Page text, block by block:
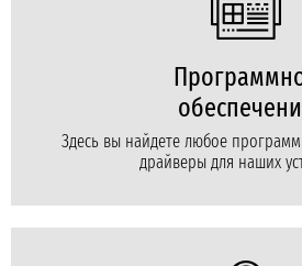
Здесь вы найдете любое
драйверы для наших